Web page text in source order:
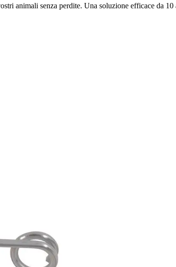
animali senza perdite. Una soluzione efficace da 10